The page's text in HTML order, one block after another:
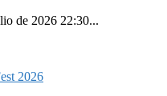
de 2026 22:30...
2026